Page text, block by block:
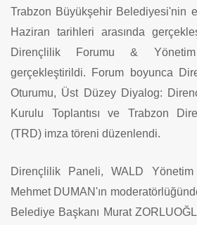
Trabzon Büyükşehir Belediyesi'nin
Haziran tarihleri arasında
Dirençlilik Forumu & Yönetim
gerçekleştirildi. Forum boyunca
Oturumu, Üst Düzey Diyalog:
Kurulu Toplantısı ve Trabzon
(TRD) imza töreni düzenlendi.
Dirençlilik Paneli, WALD
Mehmet DUMAN'ın
Belediye Başkanı Murat